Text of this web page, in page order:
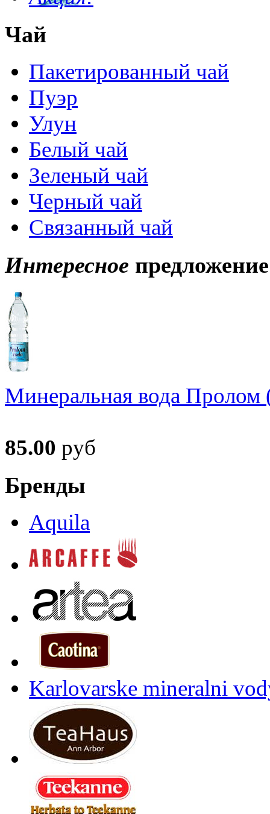
Чай
Пакетированный чай
Пуэр
Улун
Белый чай
Зеленый чай
Черный чай
Связанный чай
Интересное предложение
Минеральная вода Пролом
85.00 руб
Бренды
Aquila
Karlovarske mineralni